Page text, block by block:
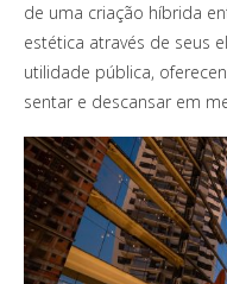
de uma criação híbrida
estética através de seus
utilidade pública,
sentar e descansar em